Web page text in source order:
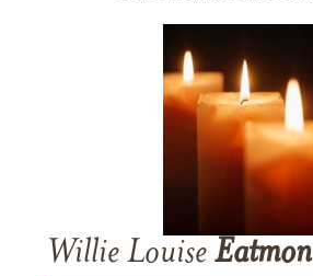
Willie Louise Eatmon